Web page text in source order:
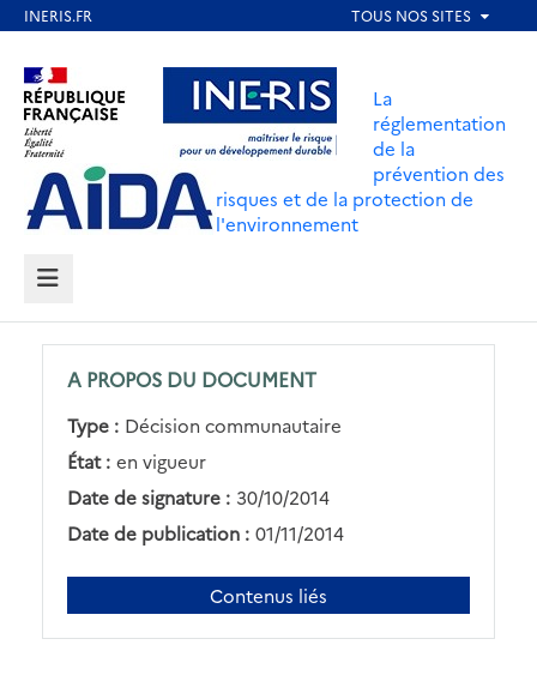
contenu
principal
Aller au contenu Aller au menu
Aller au pied de page
La
réglementation
de la
prévention des
risques et de la protection de
l'environnement
MENU
A PROPOS DU DOCUMENT
Type : Décision communautaire
État : en vigueur
Date de signature : 30/10/2014
Date de publication : 01/11/2014
Contenus liés